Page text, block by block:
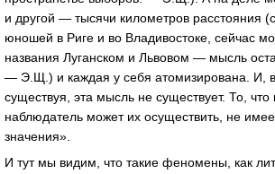
и другой — тысячи километров расстояния
юношей в Риге и во Владивостоке, сейчас
названия Луганском и Львовом — мысль
— Э.Щ.) и каждая у себя атомизирована. И, в
существуя, эта мысль не существует. То, что
наблюдатель может их осуществить, не
значения».
И тут мы видим, что такие феномены, как